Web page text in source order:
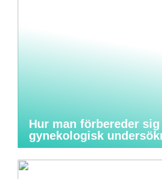
Hur man förbereder
gynekologisk